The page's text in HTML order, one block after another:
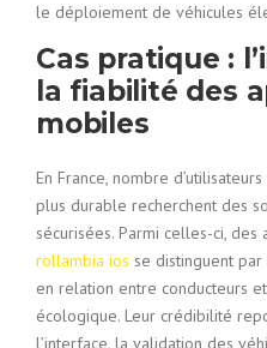
le déploiement de véhicules
Cas pratique :
la fiabilité des
mobiles
En France, nombre
plus durable recherchent des
sécurisées. Parmi celles-ci,
rollambia ios se distinguent
en relation entre conducteurs
écologique. Leur crédibilité
l’interface, la validation des